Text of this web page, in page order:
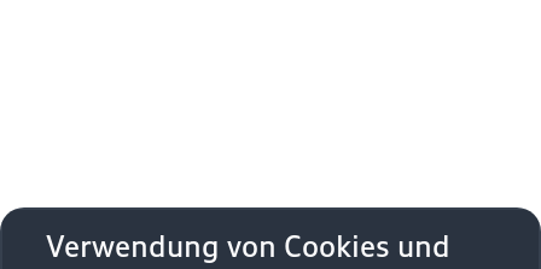
Zurück nach oben
Verwendung von Cookies und